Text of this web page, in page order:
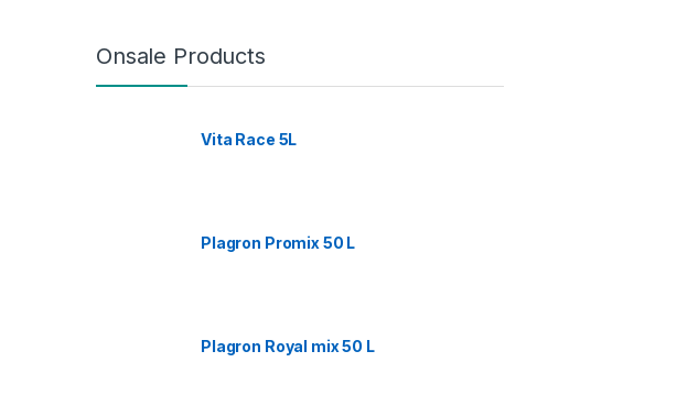
Onsale Products
Vita Race 5L
Plagron Promix 50 L
Plagron Royal mix 50 L